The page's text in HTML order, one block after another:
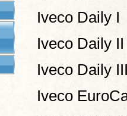
Iveco Daily I
Iveco Daily II
Iveco Daily
Iveco